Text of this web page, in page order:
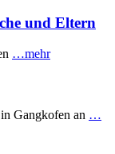
und Eltern
…mehr
Gangkofen an …